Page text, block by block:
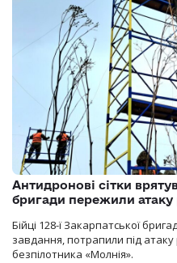
Антидронові сітки
бригади пережили атаку
Бійці 128-ї Закарпатської
завдання, потрапили під атаку
безпілотника «Молнія».